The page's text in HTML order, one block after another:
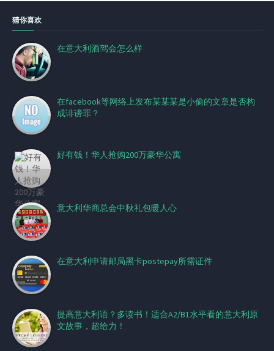
猜你喜欢
在意大利酒驾会怎么样
在facebook等网络上发布某某某是小偷的文章是否构
成诽谤罪？
好有钱！华人抢购200万豪华公寓
意大利华商总会中秋礼包暖人心
在意大利申请邮局黑卡postepay所需证件
提高意大利语？多读书！适合A2/B1水平看的意大利原
文故事，超给力！